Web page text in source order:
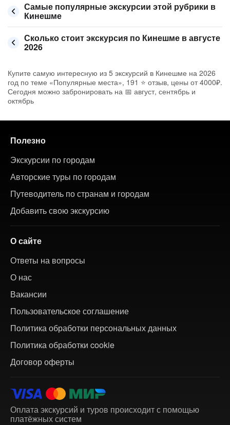
Самые популярные экскурсии этой рубрики в
Кинешме
Сколько стоит экскурсия по Кинешме в августе
2026
Купите самую интересную из 5 экскурсий в Кинешме на 2026
год по теме «Популярные места», 191 ⭐ отзыв, цены от 4000₽.
Сегодня можно забронировать на 📅 август, сентябрь и
октябрь
Полезно
Экскурсии по городам
Авторские туры по городам
Путеводитель по странам и городам
Добавить свою экскурсию
О сайте
Ответы на вопросы
О нас
Вакансии
Пользовательское соглашение
Политика обработки персональных данных
Политика обработки cookie
Договор оферты
Оплата экскурсий и туров происходит с помощью
платёжных систем